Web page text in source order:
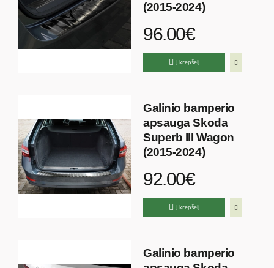
(2015-2024)
96.00€
Į krepšelį
Galinio bamperio
apsauga Skoda
Superb III Wagon
(2015-2024)
92.00€
Į krepšelį
Galinio bamperio